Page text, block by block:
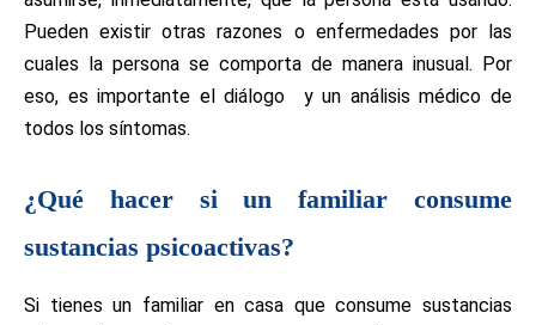
Pueden existir otras razones o enfermedades por las
cuales la persona se comporta de manera inusual. Por
eso, es importante el diálogo y un análisis médico de
todos los síntomas.
¿Qué hacer si un familiar consume
sustancias psicoactivas?
Si tienes un familiar en casa que consume sustancias